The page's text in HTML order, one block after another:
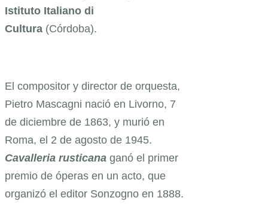
Istituto Italiano di
Cultura (Córdoba).
El compositor y director de orquesta,
Pietro Mascagni nació en Livorno, 7
de diciembre de 1863, y murió en
Roma, el 2 de agosto de 1945.
Cavalleria rusticana ganó el primer
premio de óperas en un acto, que
organizó el editor Sonzogno en 1888.